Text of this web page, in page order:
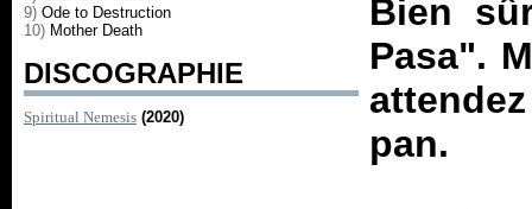
9) Ode to Destruction
10) Mother Death
DISCOGRAPHIE
Spiritual Nemesis (2020)
Bien
Pasa".
pan.